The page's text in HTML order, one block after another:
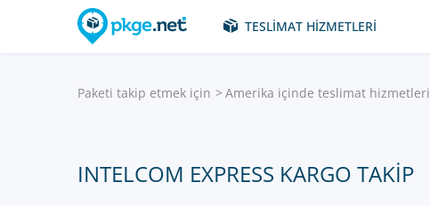
TESLIMAT HIZMETLERI
Paketi takip etmek için Amerika içinde teslimat hizmetleri
INTELCOM EXPRESS KARGO TAKIP